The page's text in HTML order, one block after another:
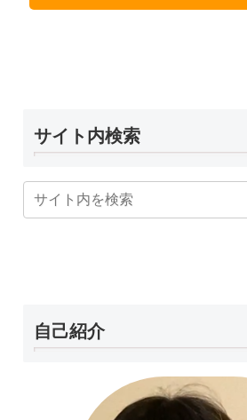
サイト内検索
自己紹介